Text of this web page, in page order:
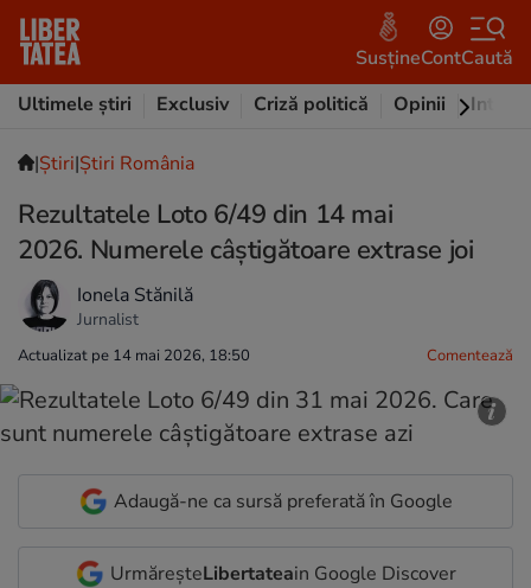
SusțineContCaută
Ultimele știri
Exclusiv Criză politică Opinii
|Ştiri|Știri România
Rezultatele Loto 6/49 din 14 mai
2026. Numerele câștigătoare extrase joi
Ionela Stănilă
Jurnalist
Actualizat pe 14 mai 2026, 18:50 Comentează
Adaugă-ne ca sursă preferată în Google
UrmăreșteLibertateain Google Discover